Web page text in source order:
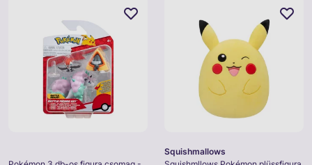
Squishmallows